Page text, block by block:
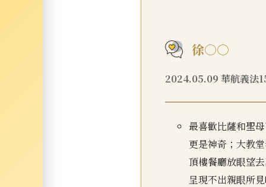
徐○○
2024.05.09 華航義法
最喜歡比薩和聖
更是神奇；大教
頂樓餐廳放眼望
呈現不出親眼所